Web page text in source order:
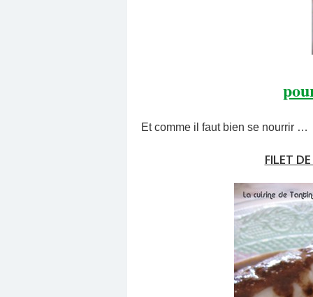
Et comme il faut bien se nourrir …
FILET